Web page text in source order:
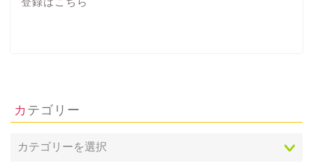
カテゴリー